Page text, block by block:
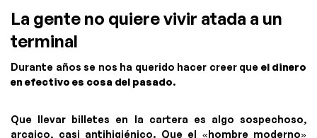
La gente no quiere vivir atada a un
terminal
Durante años se nos ha querido hacer creer que el dinero
en efectivo es cosa del pasado.
Que llevar billetes en la cartera es algo sospechoso,
arcaico, casi antihigiénico. Que el «hombre moderno»